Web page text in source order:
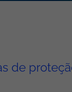
de